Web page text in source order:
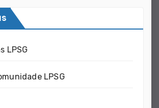
LPSG
LPSG